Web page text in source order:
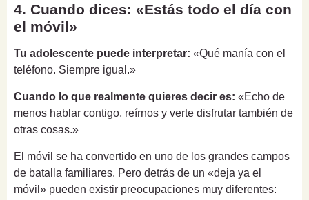
4. Cuando dices: «Estás todo el día con
el móvil»
Tu adolescente puede interpretar: «Qué manía con el
teléfono. Siempre igual.»
Cuando lo que realmente quieres decir es: «Echo de
menos hablar contigo, reírnos y verte disfrutar también de
otras cosas.»
El móvil se ha convertido en uno de los grandes campos
de batalla familiares. Pero detrás de un «deja ya el
móvil» pueden existir preocupaciones muy diferentes: